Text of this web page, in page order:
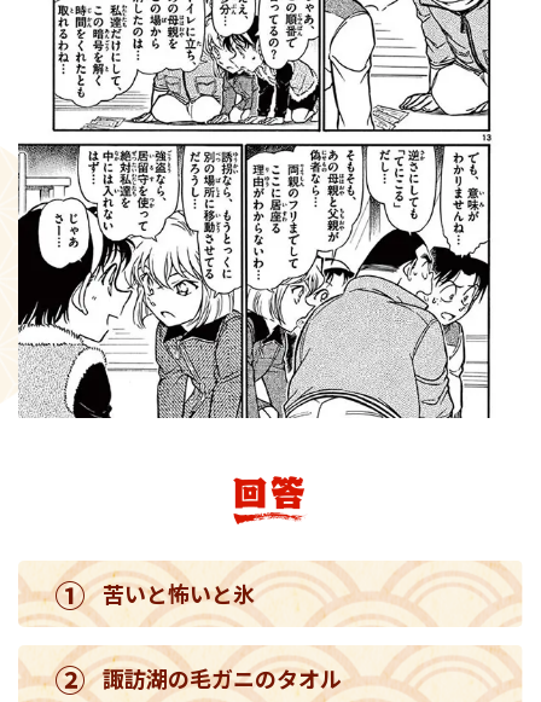
① 苦いと怖いと氷
② 諏訪湖の毛ガニのタオル